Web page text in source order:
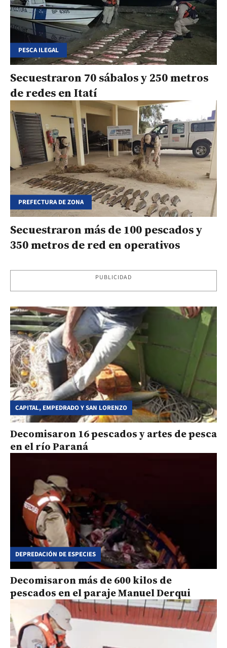
PESCA ILEGAL
Secuestraron 70 sábalos y 250 metros
de redes en Itatí
PREFECTURA DE ZONA
Secuestraron más de 100 pescados y
350 metros de red en operativos
PUBLICIDAD
CAPITAL, EMPEDRADO Y SAN LORENZO
Decomisaron 16 pescados y artes de pesca
en el río Paraná
DEPREDACIÓN DE ESPECIES
Decomisaron más de 600 kilos de
pescados en el paraje Manuel Derqui